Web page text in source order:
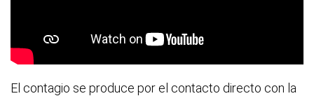
El contagio se produce por el contacto directo con la